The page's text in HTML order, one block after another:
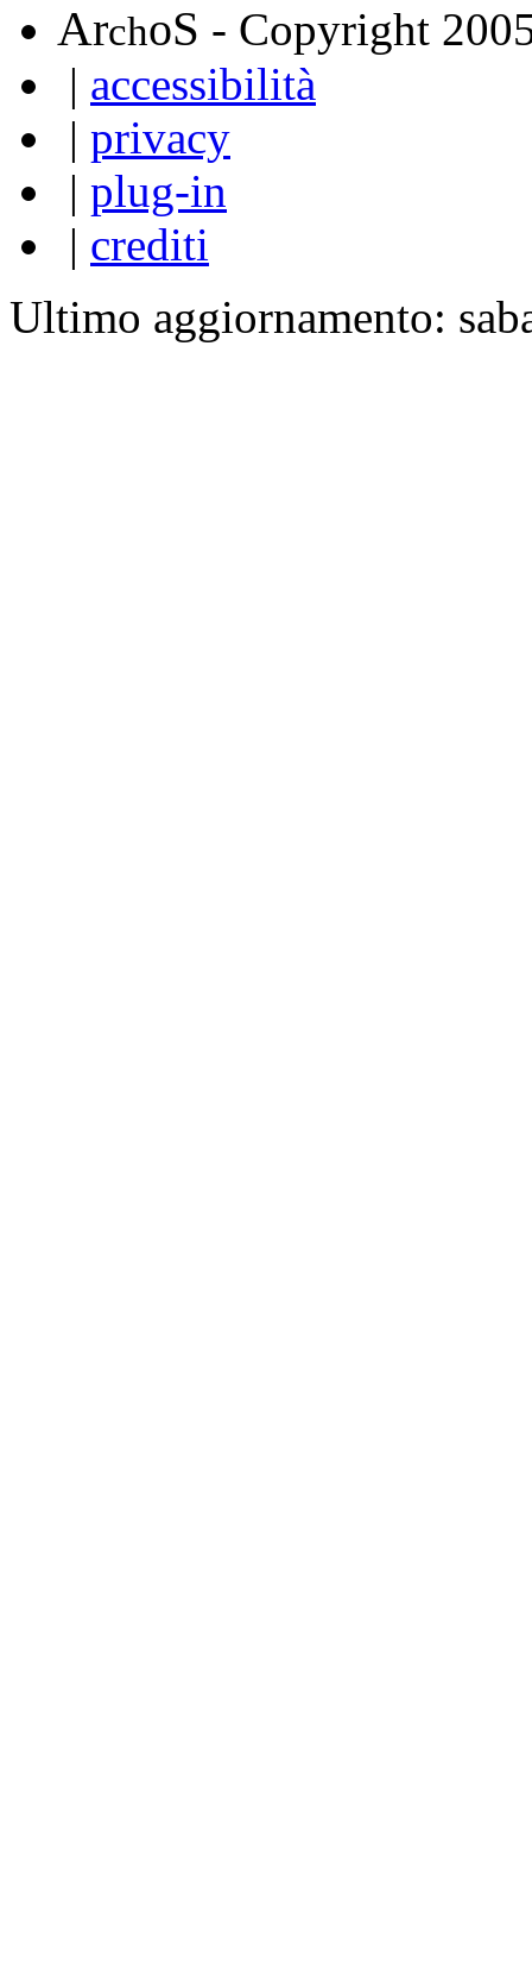
ArchoS - Copyright
| accessibilità
| privacy
| plug-in
| crediti
Ultimo aggiornamento: